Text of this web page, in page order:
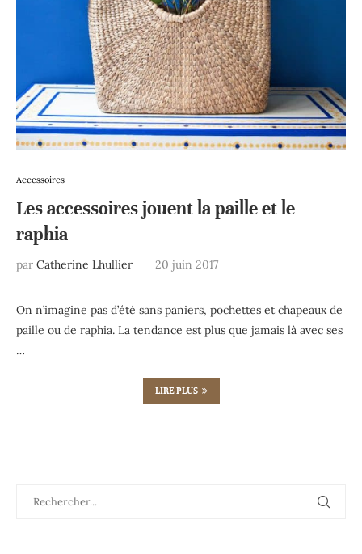
Accessoires
Les accessoires jouent la paille et le
raphia
par Catherine Lhullier 20 juin 2017
On n’imagine pas d’été sans paniers, pochettes et chapeaux de
paille ou de raphia. La tendance est plus que jamais là avec ses
…
LIRE PLUS